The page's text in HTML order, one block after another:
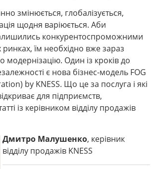
змінюється, глобалізується,
щодня варіюється. Аби
конкурентоспроможними
їм необхідно вже зараз
модернізацію. Один із кроків до
є нова бізнес-модель FOG
by KNESS. Що це за послуга і які
для підприємств,
із керівником відділу продажів
Дмитро Малушенко, керівник
відділу продажів KNESS